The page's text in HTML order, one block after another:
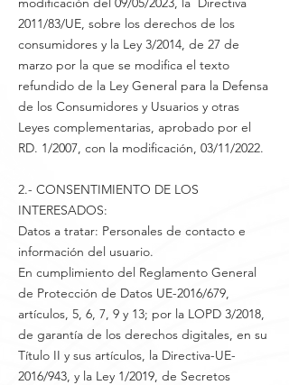
2011/83/UE, sobre los derechos de los
consumidores y la Ley 3/2014, de 27 de
marzo por la que se modifica el texto
refundido de la Ley General para la Defensa
de los Consumidores y Usuarios y otras
Leyes complementarias, aprobado por el
RD. 1/2007, con la modificación, 03/11/2022.
2.- CONSENTIMIENTO DE LOS
INTERESADOS:
Datos a tratar: Personales de contacto e
información del usuario.
En cumplimiento del Reglamento General
de Protección de Datos UE-2016/679,
artículos, 5, 6, 7, 9 y 13; por la LOPD 3/2018,
de garantía de los derechos digitales, en su
Título II y sus artículos, la Directiva-UE-
2016/943, y la Ley 1/2019, de Secretos